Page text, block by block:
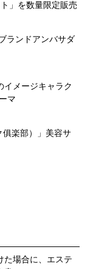
」を数量限定販売
ランドアンバサダ
メージキャラク
マ
楽部）」美容サ
た場合に、エステ